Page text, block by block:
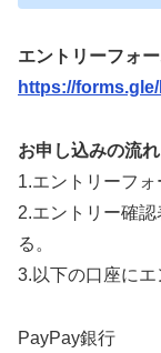
エントリーフォ
https://
お申し込みの流れ
1.エントリーフ
2.エントリー確
る。
3.以下の口座に
PayPay銀行